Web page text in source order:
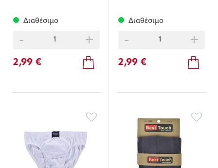
Διαθέσιμο
- +
2,99 €
Διαθέσιμο
- +
2,99 €